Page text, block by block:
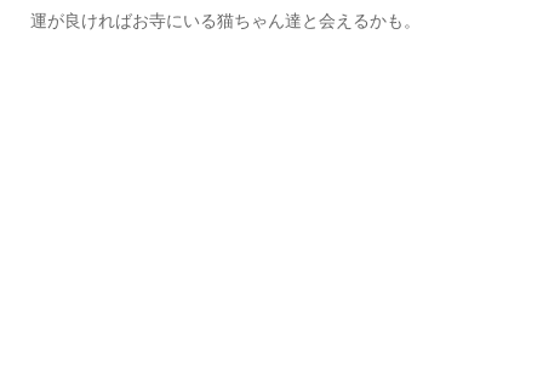
運が良ければお寺にいる猫ちゃん達と会えるかも。